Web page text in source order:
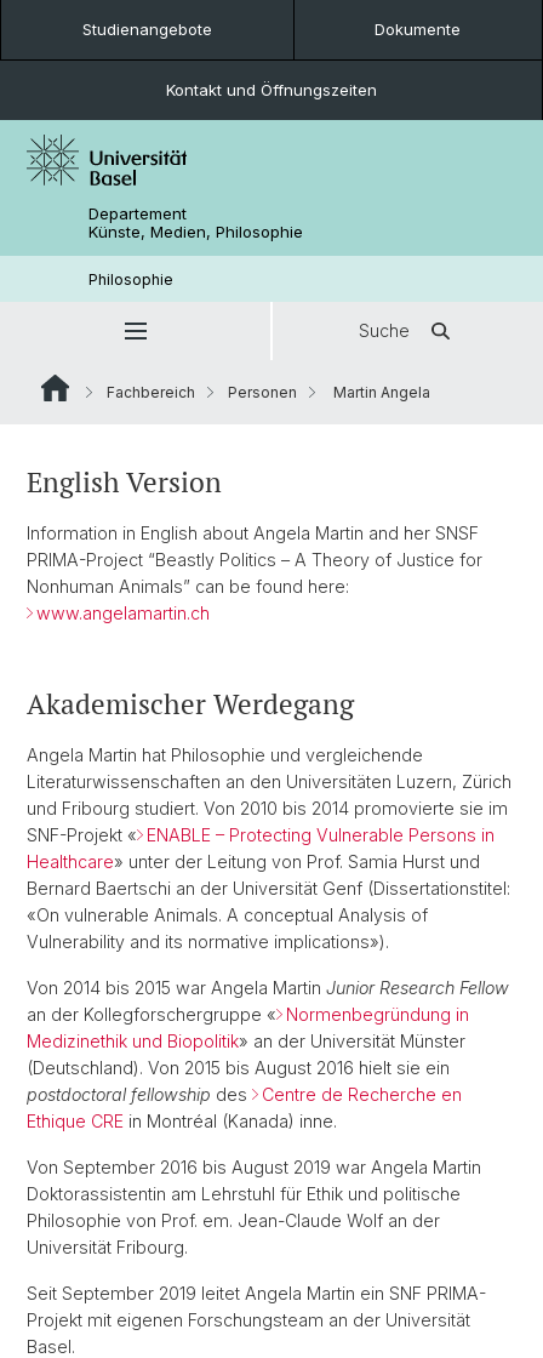
Studienangebote Dokumente
Kontakt und Öffnungszeiten
Departement
Künste, Medien, Philosophie
Philosophie
Suche
Fachbereich Personen Martin Angela
English Version
Information in English about Angela Martin and her SNSF
PRIMA-Project “Beastly Politics – A Theory of Justice for
Nonhuman Animals” can be found here:
www.angelamartin.ch
Akademischer Werdegang
Angela Martin hat Philosophie und vergleichende
Literaturwissenschaften an den Universitäten Luzern, Zürich
und Fribourg studiert. Von 2010 bis 2014 promovierte sie im
SNF-Projekt « ENABLE – Protecting Vulnerable Persons in
Healthcare» unter der Leitung von Prof. Samia Hurst und
Bernard Baertschi an der Universität Genf (Dissertationstitel:
«On vulnerable Animals. A conceptual Analysis of
Vulnerability and its normative implications»).
Von 2014 bis 2015 war Angela Martin Junior Research Fellow
an der Kollegforschergruppe « Normenbegründung in
Medizinethik und Biopolitik» an der Universität Münster
(Deutschland). Von 2015 bis August 2016 hielt sie ein
postdoctoral fellowship des
Centre de Recherche en
Ethique CRE in Montréal (Kanada) inne.
Von September 2016 bis August 2019 war Angela Martin
Doktorassistentin am Lehrstuhl für Ethik und politische
Philosophie von Prof. em. Jean-Claude Wolf an der
Universität Fribourg.
Seit September 2019 leitet Angela Martin ein SNF PRIMA-
Projekt mit eigenen Forschungsteam an der Universität
Basel.